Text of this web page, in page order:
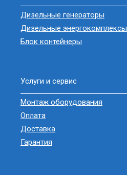
Дизельные генераторы
Дизельные энергокомплексы
Блок контейнеры
Услуги и сервис
Монтаж оборудования
Оплата
Доставка
Гарантия